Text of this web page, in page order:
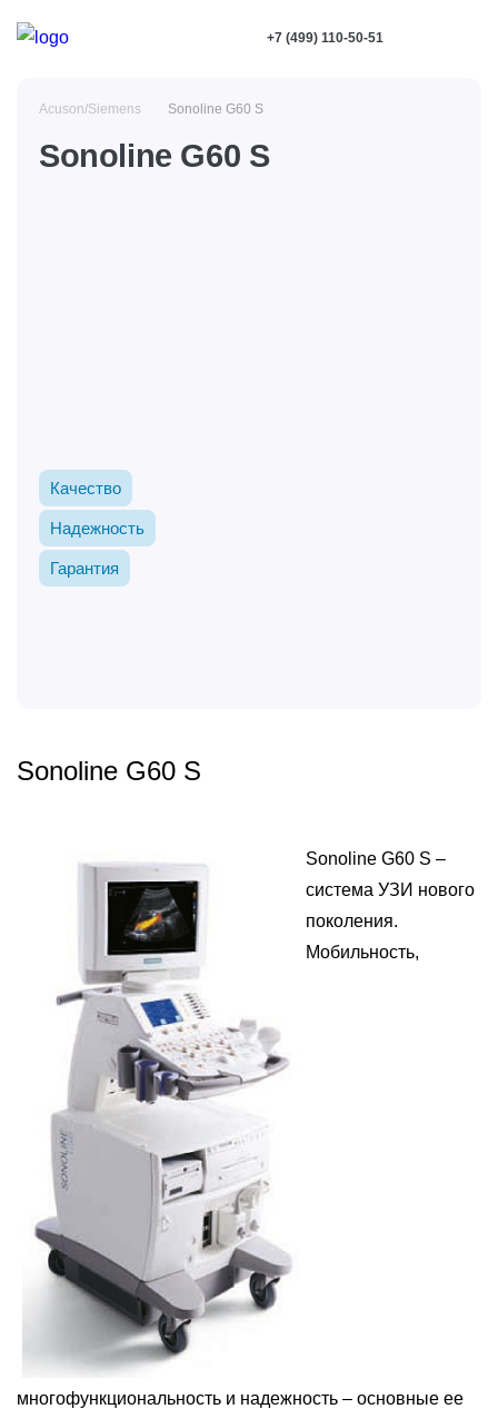
+7 (499) 110-50-51
Acuson/Siemens Sonoline G60 S
Sonoline G60 S
Качество
Надежность
Гарантия
Sonoline G60 S
Sonoline G60 S –
система УЗИ нового
поколения.
Мобильность,
многофункциональность и надежность – основные ее